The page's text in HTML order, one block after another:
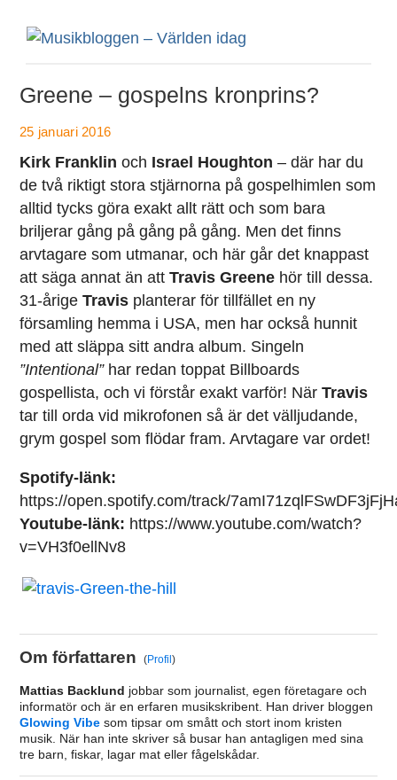
Greene – gospelns kronprins?
25 januari 2016
Kirk Franklin och Israel Houghton – där har du
de två riktigt stora stjärnorna på gospelhimlen som
alltid tycks göra exakt allt rätt och som bara
briljerar gång på gång på gång. Men det finns
arvtagare som utmanar, och här går det knappast
att säga annat än att Travis Greene hör till dessa.
31-årige Travis planterar för tillfället en ny
församling hemma i USA, men har också hunnit
med att släppa sitt andra album. Singeln
”Intentional” har redan toppat Billboards
gospellista, och vi förstår exakt varför! När Travis
tar till orda vid mikrofonen så är det välljudande,
grym gospel som flödar fram. Arvtagare var ordet!
Spotify-länk:
https://open.spotify.com/track/
Youtube-länk: https://www.youtube.com/watch?
v=VH3f0ellNv8
Om författaren (Profil )
Mattias Backlund jobbar som journalist, egen företagare och
informatör och är en erfaren musikskribent. Han driver bloggen
Glowing Vibesom tipsar om smått och stort inom kristen
musik. När han inte skriver så busar han antagligen med sina
tre barn, fiskar, lagar mat eller fågelskådar.